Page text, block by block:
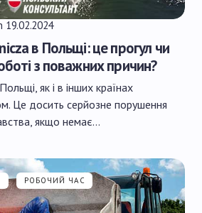
19.02.2024
в Польщі: це прогул чи
з поважних причин?
як і в інших країнах
Це досить серйозне порушення
якщо немає…
РОБОЧИЙ ЧАС